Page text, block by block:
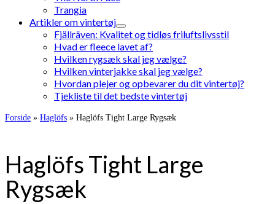
Trangia
Artikler om vintertøj
Fjällräven: Kvalitet og tidløs friluftslivsstil
Hvad er fleece lavet af?
Hvilken rygsæk skal jeg vælge?
Hvilken vinterjakke skal jeg vælge?
Hvordan plejer og opbevarer du dit vintertøj?
Tjekliste til det bedste vintertøj
Forside » Haglöfs » Haglöfs Tight Large Rygsæk
Haglöfs Tight Large
Rygsæk